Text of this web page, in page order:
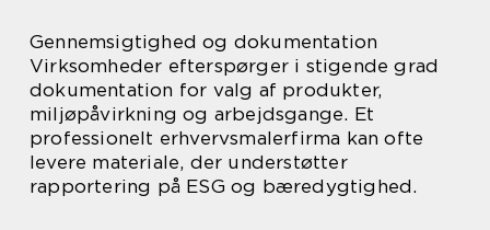
Gennemsigtighed og dokumentation
Virksomheder efterspørger i stigende grad
dokumentation for valg af produkter,
miljøpåvirkning og arbejdsgange. Et
professionelt erhvervsmalerfirma kan ofte
levere materiale, der understøtter
rapportering på ESG og bæredygtighed.